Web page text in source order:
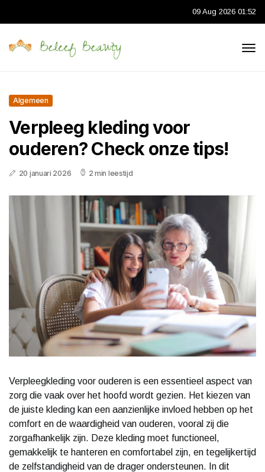
09 Aug 2026 01:52
Algemeen
Verpleeg kleding voor
ouderen? Check onze tips!
20 januari 2026 2 min leestijd
Verpleegkleding voor ouderen is een essentieel aspect van
zorg die vaak over het hoofd wordt gezien. Het kiezen van
de juiste kleding kan een aanzienlijke invloed hebben op het
comfort en de waardigheid van ouderen, vooral zij die
zorgafhankelijk zijn. Deze kleding moet functioneel,
gemakkelijk te hanteren en comfortabel zijn, en tegelijkertijd
de zelfstandigheid van de drager ondersteunen. In dit